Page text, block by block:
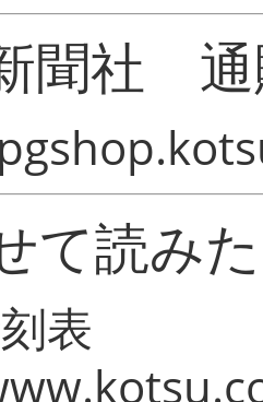
聞社
て読み
表